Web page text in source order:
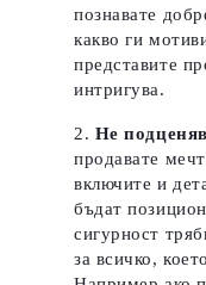
познавате
какво ги
представите
интригува.
Не
продавате
включите и
бъдат
сигурност
за всичко,